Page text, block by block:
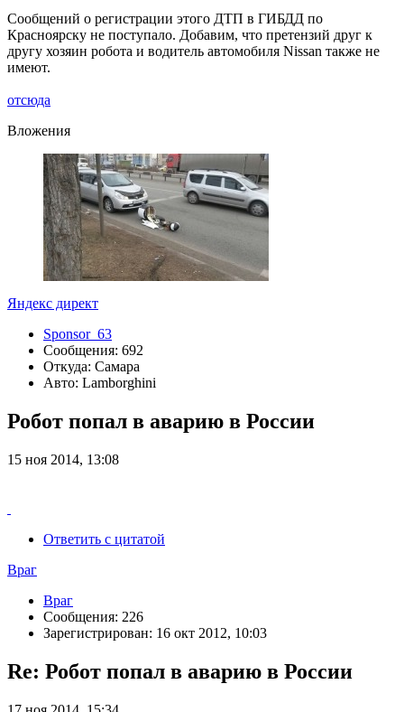
Сообщений о регистрации этого ДТП в ГИБДД по
Красноярску не поступало. Добавим, что претензий друг к
другу хозяин робота и водитель автомобиля Nissan также не
имеют.
отсюда
Вложения
Яндекс директ
Sponsor_63
Сообщения: 692
Откуда: Самара
Авто: Lamborghini
Робот попал в аварию в России
15 ноя 2014, 13:08
Ответить с цитатой
Враг
Враг
Сообщения: 226
Зарегистрирован: 16 окт 2012, 10:03
Re: Робот попал в аварию в России